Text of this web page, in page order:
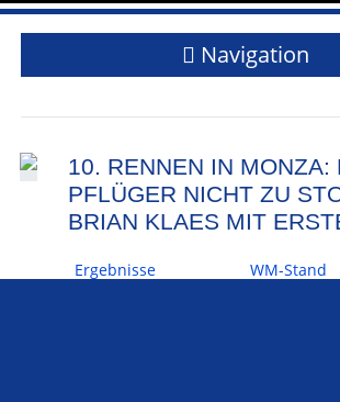
Navigation
10. RENNEN IN MONZA:
PFLÜGER NICHT ZU
BRIAN KLAES MIT
Ergebnisse WM-Stand